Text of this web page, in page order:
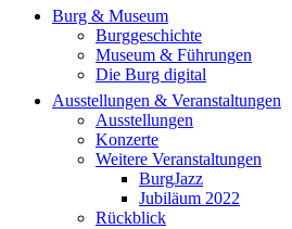
Burg & Museum
Burggeschichte
Museum & Führungen
Die Burg digital
Ausstellungen & Veranstaltungen
Ausstellungen
Konzerte
Weitere Veranstaltungen
BurgJazz
Jubiläum 2022
Rückblick